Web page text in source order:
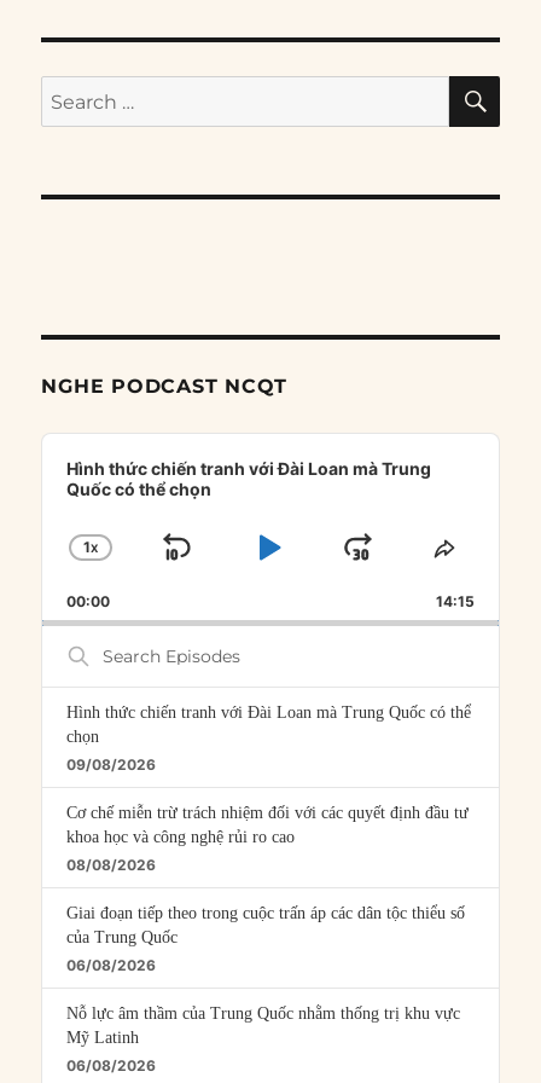
Search
for:
NGHE PODCAST NCQT
Audio
Player
Hình thức chiến tranh với Đài Loan mà Trung
Quốc có thể chọn
CHANGE
RATE
1X
SKIP
PLAYJUMP
FORWARD
SHARE
00:00 14:15
Search
Episodes
Hình thức chiến tranh với Đài Loan mà Trung Quốc có thể
chọn
09/08/2026
Cơ chế miễn trừ trách nhiệm đối với các quyết định đầu tư
khoa học và công nghệ rủi ro cao
08/08/2026
Giai đoạn tiếp theo trong cuộc trấn áp các dân tộc thiểu số
của Trung Quốc
06/08/2026
Nỗ lực âm thầm của Trung Quốc nhằm thống trị khu vực
Mỹ Latinh
06/08/2026